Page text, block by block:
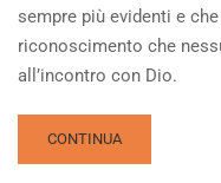
sempre più evidenti e
riconoscimento che
all’incontro con Dio.
READ
MORE
CONTINUA